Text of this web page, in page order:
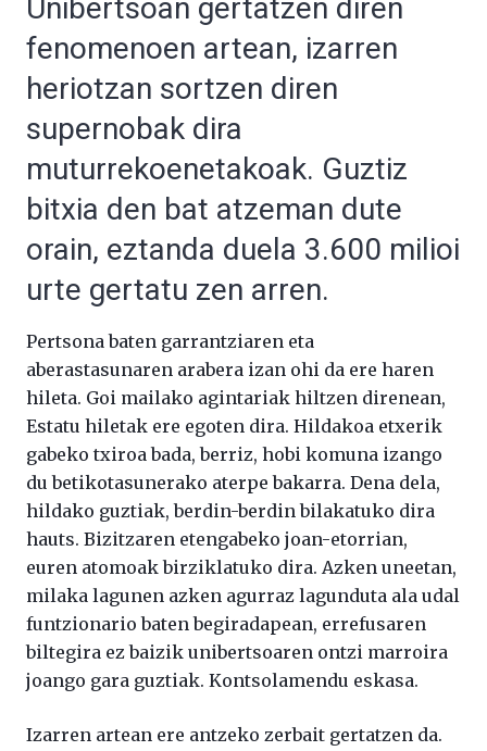
Unibertsoan gertatzen diren
fenomenoen artean, izarren
heriotzan sortzen diren
supernobak dira
muturrekoenetakoak. Guztiz
bitxia den bat atzeman dute
orain, eztanda duela 3.600 milioi
urte gertatu zen arren.
Pertsona baten garrantziaren eta
aberastasunaren arabera izan ohi da ere haren
hileta. Goi mailako agintariak hiltzen direnean,
Estatu hiletak ere egoten dira. Hildakoa etxerik
gabeko txiroa bada, berriz, hobi komuna izango
du betikotasunerako aterpe bakarra. Dena dela,
hildako guztiak, berdin-berdin bilakatuko dira
hauts. Bizitzaren etengabeko joan-etorrian,
euren atomoak birziklatuko dira. Azken uneetan,
milaka lagunen azken agurraz lagunduta ala udal
funtzionario baten begiradapean, errefusaren
biltegira ez baizik unibertsoaren ontzi marroira
joango gara guztiak. Kontsolamendu eskasa.
Izarren artean ere antzeko zerbait gertatzen da.